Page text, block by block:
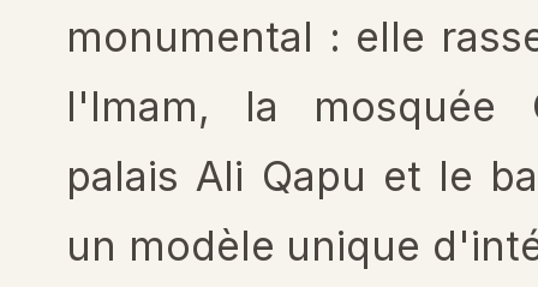
monumental : elle
l'Imam, la mosquée
palais Ali Qapu et le
un modèle unique